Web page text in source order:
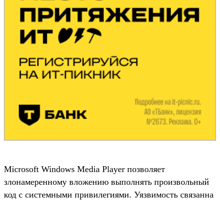
Microsoft Windows Media Player позволяет
злонамеренному вложению выполнять произвольный
код с системными привилегиями. Уязвимость связанна